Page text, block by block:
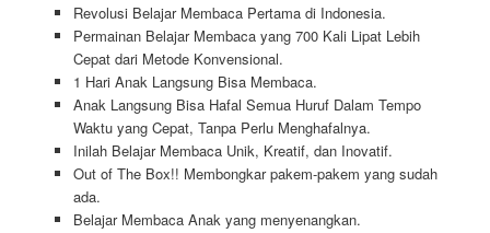
Revolusi Belajar Membaca Pertama di Indonesia.
Permainan Belajar Membaca yang 700 Kali Lipat Lebih
Cepat dari Metode Konvensional.
1 Hari Anak Langsung Bisa Membaca.
Anak Langsung Bisa Hafal Semua Huruf Dalam Tempo
Waktu yang Cepat, Tanpa Perlu Menghafalnya.
Inilah Belajar Membaca Unik, Kreatif, dan Inovatif.
Out of The Box!! Membongkar pakem-pakem yang sudah
ada.
Belajar Membaca Anak yang menyenangkan.